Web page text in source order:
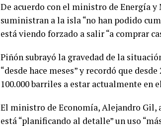
De acuerdo con el ministro de Energía y
suministran a la isla “no han podido
está viendo forzado a salir “a comprar
Piñón subrayó la gravedad de la
“desde hace meses” y recordó que
100.000 barriles a estar actualmente en
El ministro de Economía, Alejandro Gil,
está “planificando al detalle” un uso